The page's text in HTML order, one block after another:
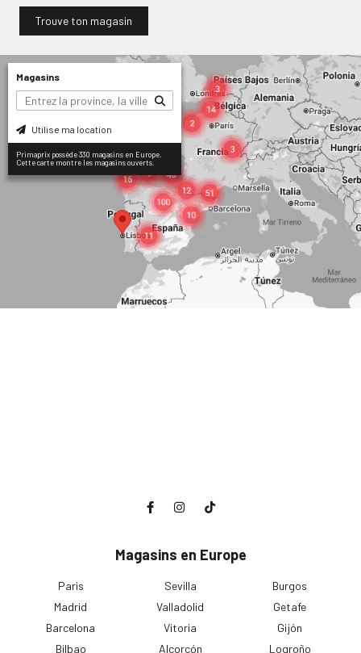
Trouve ton magasin
Magasins
Utilise ma location
Primaprix possède 330 magasins en Europe.
Cette carte montre les magasins ouverts.
Magasins en Europe
Paris
Madrid
Barcelona
Bilbao
Sevilla
Valladolid
Vitoria
Alcorcón
Burgos
Getafe
Gijón
Logroño